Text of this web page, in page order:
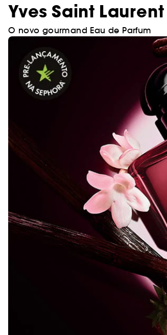
Yves Saint Laurent
O novo gourmand Eau de Parfum